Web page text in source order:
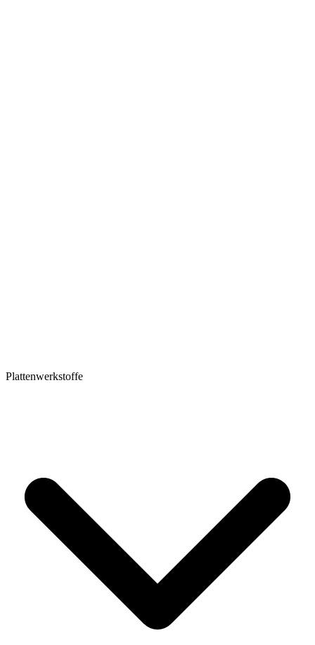
Plattenwerkstoffe